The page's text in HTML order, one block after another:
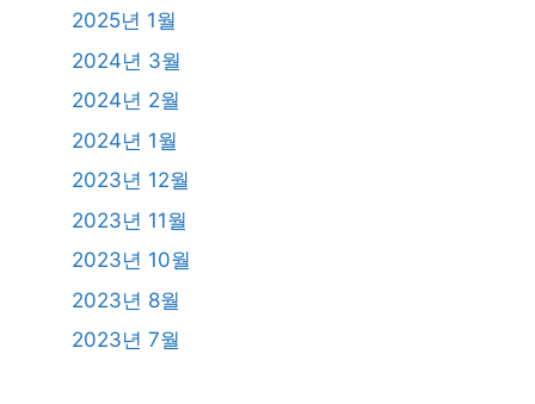
2025년 1월
2024년 3월
2024년 2월
2024년 1월
2023년 12월
2023년 11월
2023년 10월
2023년 8월
2023년 7월